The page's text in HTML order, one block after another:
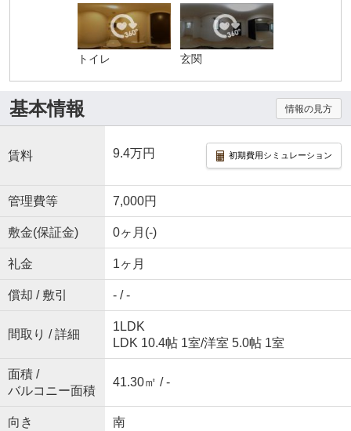
トイレ 玄関
基本情報 情報の見方
賃料 9.4万円 初期費用シミュレーション
管理費等 7,000円
敷金(保証金) 0ヶ月(-)
礼金 1ヶ月
償却 / 敷引 - / -
間取り / 詳細
1LDK
LDK 10.4帖 1室/洋室 5.0帖 1室
面積 /
バルコニー面積
41.30㎡ / -
向き 南